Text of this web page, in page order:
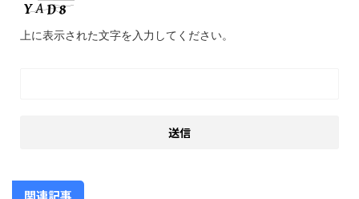
上に表示された文字を入力してください。
関連記事